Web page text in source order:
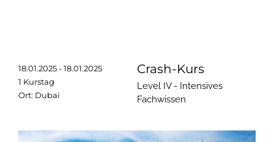
18.01.2025 - 18.01.2025
1 Kurstag
Ort: Dubai
Crash-Kurs
Level IV - Intensives
Fachwissen